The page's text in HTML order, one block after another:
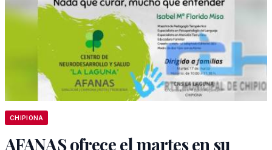
CHIPIONA
AFANAS ofrece el martes en su